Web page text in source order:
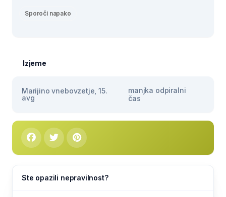
Sporoči napako
Izjeme
Marijino vnebovzetje, 15.
avg
manjka odpiralni
čas
Ste opazili nepravilnost?